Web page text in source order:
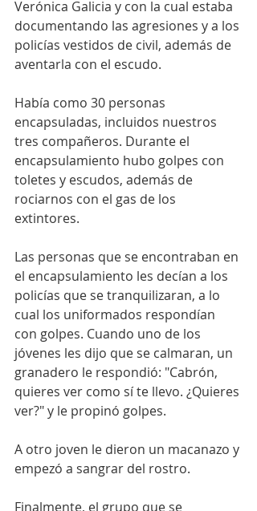
Verónica Galicia y con la cual estaba
documentando las agresiones y a los
policías vestidos de civil, además de
aventarla con el escudo.
Había como 30 personas
encapsuladas, incluidos nuestros
tres compañeros. Durante el
encapsulamiento hubo golpes con
toletes y escudos, además de
rociarnos con el gas de los
extintores.
Las personas que se encontraban en
el encapsulamiento les decían a los
policías que se tranquilizaran, a lo
cual los uniformados respondían
con golpes. Cuando uno de los
jóvenes les dijo que se calmaran, un
granadero le respondió: "Cabrón,
quieres ver como sí te llevo. ¿Quieres
ver?" y le propinó golpes.
A otro joven le dieron un macanazo y
empezó a sangrar del rostro.
Finalmente, el grupo que se